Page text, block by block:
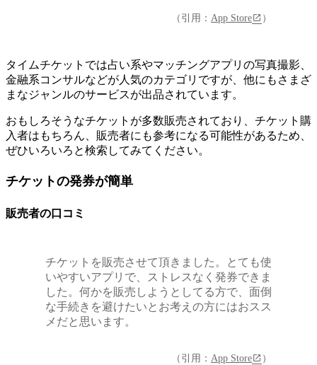
（引用： App Store ）
タイムチケットでは占い系やマッチングアプリの写真撮影、
金融系コンサルなどが人気のカテゴリですが、他にもさまざ
まなジャンルのサービスが出品されています。
おもしろそうなチケットが多数販売されており、チケット購
入者はもちろん、販売者にも参考になる可能性があるため、
ぜひいろいろと検索してみてください。
チケットの発券が簡単
販売者の口コミ
チケットを販売させて頂きました。とても使
いやすいアプリで、ストレスなく発券できま
した。何かを販売しようとしてる方で、面倒
な手続きを避けたいとお考えの方にはおスス
メだと思います。
（引用： App Store ）